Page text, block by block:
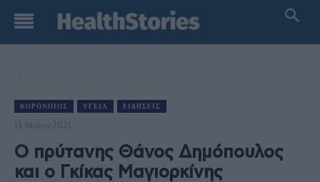
ΚΟΡΟΝΟΙΌΣ ΥΓΕΊΑ ΕΙΔΉΣΕΙΣ
13 Μαΐου 2021
Ο πρύτανης Θάνος Δημόπουλος
και ο Γκίκας Μαγιορκίνης